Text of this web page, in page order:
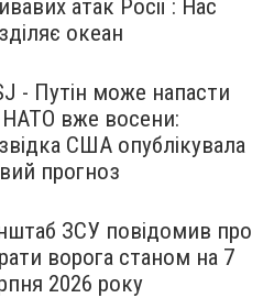
атак Росії : Нас
океан
- Путін може напасти
НАТО вже восени:
США опублікувала
прогноз
ЗСУ повідомив про
ворога станом на 7
2026 року